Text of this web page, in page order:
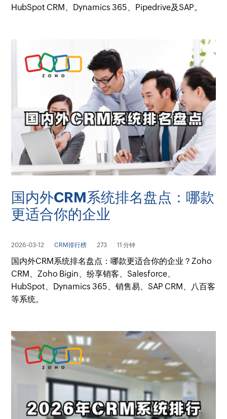
HubSpot CRM、Dynamics 365、Pipedrive及SAP。
国内外CRM系统排名盘点：哪款
更适合你的企业
2026-03-12 CRM排行榜 273 11 分钟
国内外CRM系统排名盘点：哪款更适合你的企业？Zoho
CRM、Zoho Bigin、纷享销客、Salesforce、
HubSpot、Dynamics 365、销售易、SAP CRM、八百客
等系统。